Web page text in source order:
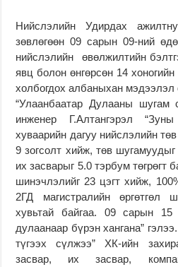
Нийслэлийн Удирдах
зөвлөгөөн 09 сарын 09-ний
нийслэлийн өвөлжилтийн
явц болон өнгөрсөн 14
холбогдох албаныхан мэдээлэл
“Улаанбаатар Дулааны шугам
инженер Г.Алтангэрэл
хуваарийн дагуу нийслэлийн
9 зогсолт хийж, төв
их засварыг 5.0 тэрбум төгрөгт
шинэчлэлийг 23 цэгт хийж,
2ГД магистралийн
хувьтай байгаа. 09 сарын 15
дулаанаар бүрэн хангана”
түгээх сүлжээ” ХК-ийн
засвар, их засвар,